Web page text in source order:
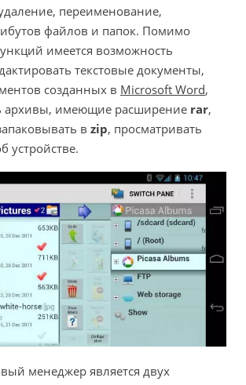
переименование,
файлов и папок. Помимо
имеется возможность
текстовые документы,
созданных в Microsoft Word,
архивы, имеющие расширение rar,
в zip, просматривать
устройстве.
менеджер является двух